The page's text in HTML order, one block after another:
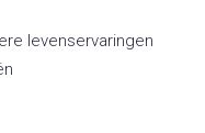
levenservaringen